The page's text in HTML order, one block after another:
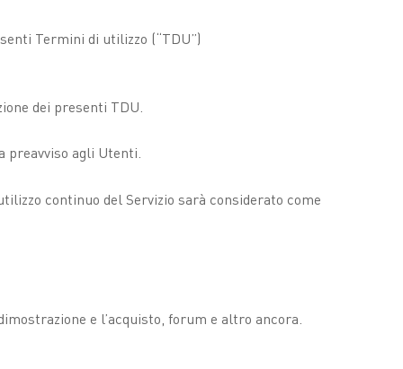
Termini di utilizzo (“TDU”)
dei presenti TDU.
preavviso agli Utenti.
continuo del Servizio sarà considerato come
e l’acquisto, forum e altro ancora.